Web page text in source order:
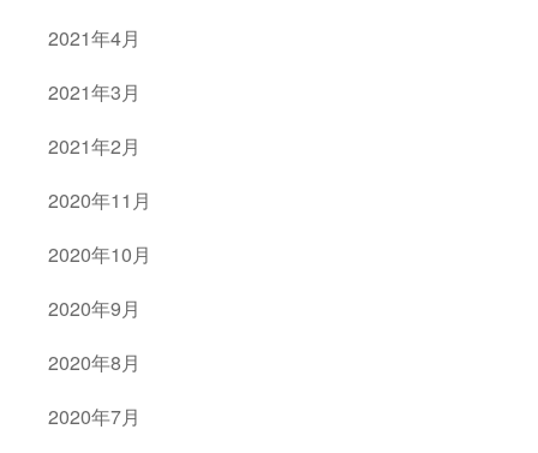
2021年4月
2021年3月
2021年2月
2020年11月
2020年10月
2020年9月
2020年8月
2020年7月